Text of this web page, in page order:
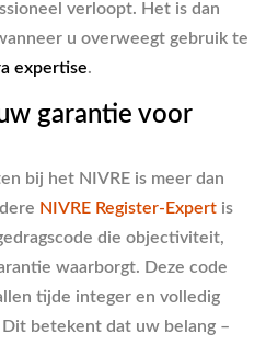
verloopt. Het is dan
u overweegt gebruik te
expertise.
garantie voor
bij het NIVRE is meer dan
NIVRE Register-Expert is
die objectiviteit,
waarborgt. Deze code
tijde integer en volledig
betekent dat uw belang –